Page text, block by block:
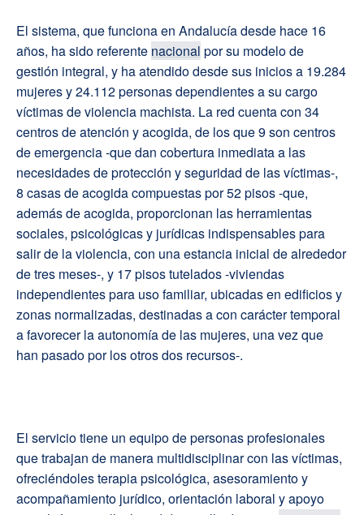
El sistema, que funciona en Andalucía desde hace 16
años, ha sido referente nacional por su modelo de
gestión integral, y ha atendido desde sus inicios a 19.284
mujeres y 24.112 personas dependientes a su cargo
víctimas de violencia machista. La red cuenta con 34
centros de atención y acogida, de los que 9 son centros
de emergencia -que dan cobertura inmediata a las
necesidades de protección y seguridad de las víctimas-,
8 casas de acogida compuestas por 52 pisos -que,
además de acogida, proporcionan las herramientas
sociales, psicológicas y jurídicas indispensables para
salir de la violencia, con una estancia inicial de alrededor
de tres meses-, y 17 pisos tutelados -viviendas
independientes para uso familiar, ubicadas en edificios y
zonas normalizadas, destinadas a con carácter temporal
a favorecer la autonomía de las mujeres, una vez que
han pasado por los otros dos recursos-.
El servicio tiene un equipo de personas profesionales
que trabajan de manera multidisciplinar con las víctimas,
ofreciéndoles terapia psicológica, asesoramiento y
acompañamiento jurídico, orientación laboral y apoyo